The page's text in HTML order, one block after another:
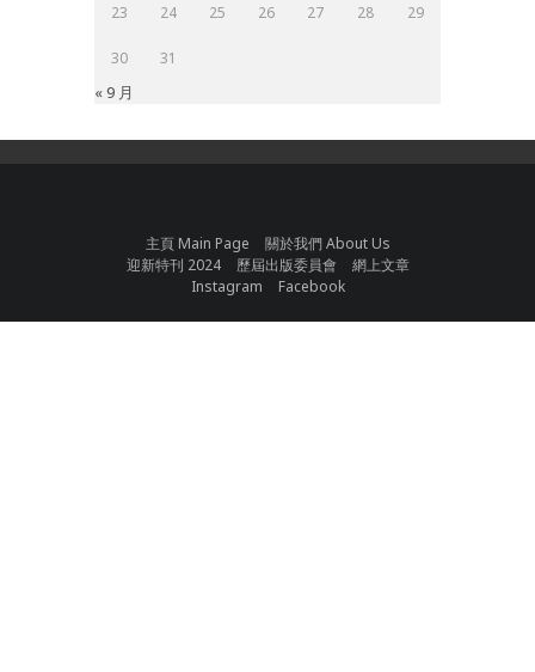
23 24 25 26 27 28 29
30 31
« 9 月
主頁 Main Page
關於我們 About Us
迎新特刊 2024
歷屆出版委員會
網上文章
Instagram
Facebook